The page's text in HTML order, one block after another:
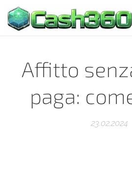
Affitto
paga:
23.02.2024